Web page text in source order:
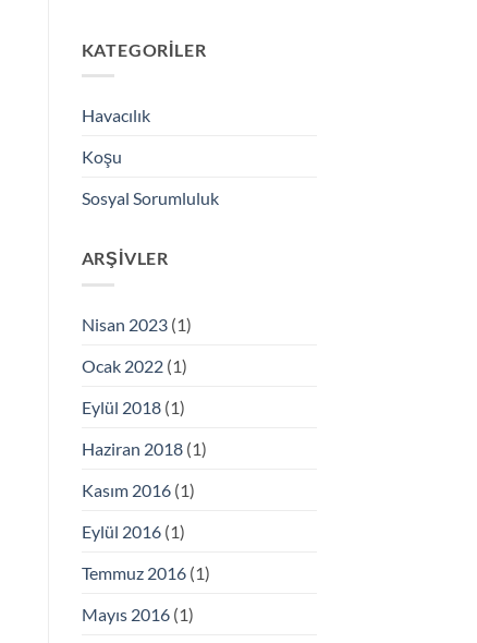
için
o
KATEGORILER
Havacılık
Koşu
Sosyal Sorumluluk
ARŞIVLER
Nisan 2023(1)
Ocak 2022(1)
Eylül 2018(1)
Haziran 2018(1)
Kasım 2016(1)
Eylül 2016(1)
Temmuz 2016(1)
Mayıs 2016(1)